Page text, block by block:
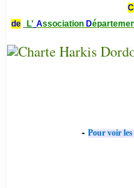
de
L' Association D
- Pour voir les